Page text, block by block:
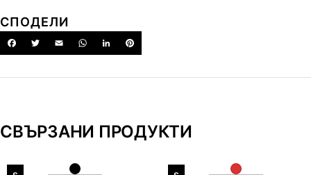
СПОДЕЛИ
СВЪРЗАНИ ПРОДУКТИ